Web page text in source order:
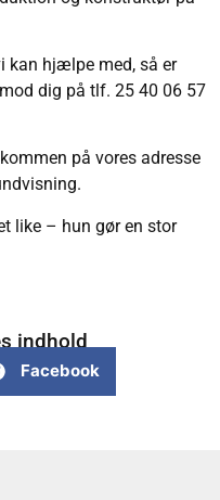
kan hjælpe med, så er
dig på tlf. 25 40 06 57
på vores adresse
like – hun gør en stor
indhold
Facebook